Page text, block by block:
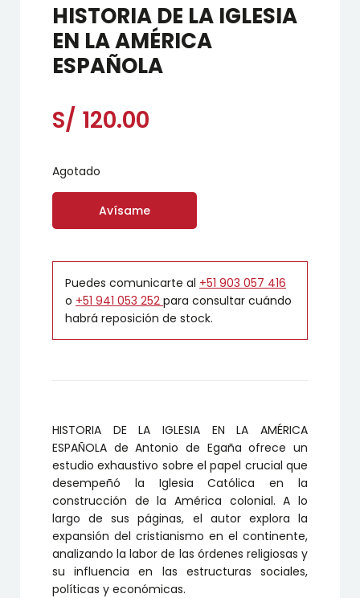
HISTORIA DE LA IGLESIA
EN LA AMÉRICA
ESPAÑOLA
S/ 120.00
Agotado
Avísame
Puedes comunicarte al +51 903 057 416
o +51 941 053 252 para consultar cuándo
habrá reposición de stock.
HISTORIA DE LA IGLESIA EN LA AMÉRICA
ESPAÑOLA de Antonio de Egaña ofrece un
estudio exhaustivo sobre el papel crucial que
desempeñó la Iglesia Católica en la
construcción de la América colonial. A lo
largo de sus páginas, el autor explora la
expansión del cristianismo en el continente,
analizando la labor de las órdenes religiosas y
su influencia en las estructuras sociales,
políticas y económicas.